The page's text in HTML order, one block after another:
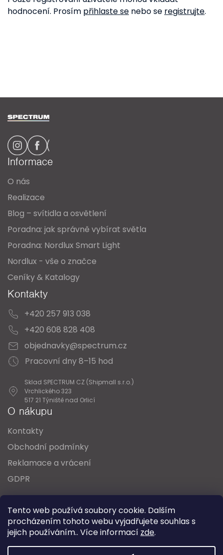
Tento web používá soubory cookie. Dalším
procházením tohoto webu vyjadřujete souhlas s
jejich používáním.. Více informací zde.
hodnocení. Prosím přihlaste se nebo se registrujte.
Informace
O nás
Realizace
Blog – svítidla a osvětlení
Poradna: jak správně vybírat světla
Poradna: Nordlux Smart Light
Nordlux - vše o značce
Ceníky & Katalogy
Kontakty
+420 257 913 038
+420 608 828 408
objednavky@spectrum.cz
Pracovní dny 8–15 hod
Sklad SPECTRUM CZ (Shipmall s.r.o.)
Vrchlického 323
517 21 Týniště nad Orlicí
O nákupu
Kontakty
Obchodní podmínky
Reklamace a vrácení
GDPR
Oblíbené série svítidel: Nordlux Alton
Nordlux Milford Nordlux Oja Nordlux Ellen
Nordlux Explore Nordlux Landon